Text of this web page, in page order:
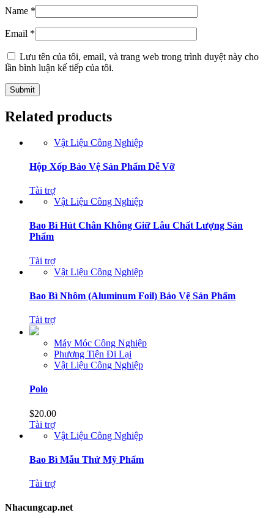
Name *
Email *
Lưu tên của tôi, email, và trang web trong trình duyệt này cho
lần bình luận kế tiếp của tôi.
Related products
Vật Liệu Công Nghiệp
Hộp Xốp Bảo Vệ Sản Phẩm Dễ Vỡ
Tài trợ
Vật Liệu Công Nghiệp
Bao Bì Hút Chân Không Giữ Lâu Chất Lượng Sản
Phẩm
Tài trợ
Vật Liệu Công Nghiệp
Bao Bì Nhôm (Aluminum Foil) Bảo Vệ Sản Phẩm
Tài trợ
Máy Móc Công Nghiệp
Phương Tiện Đi Lại
Vật Liệu Công Nghiệp
Polo
$20.00
Tài trợ
Vật Liệu Công Nghiệp
Bao Bì Mẫu Thử Mỹ Phẩm
Tài trợ
Nhacungcap.net